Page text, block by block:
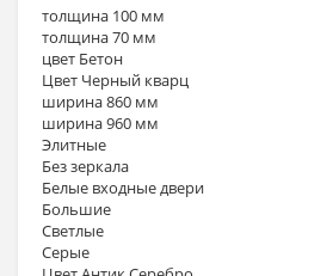
толщина 100 мм
толщина 70 мм
цвет Бетон
Цвет Черный кварц
ширина 860 мм
ширина 960 мм
Элитные
Без зеркала
Белые входные двери
Большие
Светлые
Серые